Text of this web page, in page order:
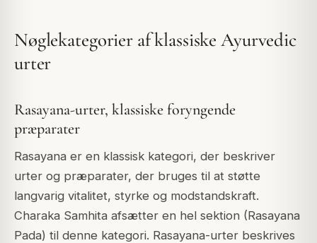
Nøglekategorier af klassiske Ayurvedic
urter
Rasayana-urter, klassiske foryngende
præparater
Rasayana er en klassisk kategori, der beskriver
urter og præparater, der bruges til at støtte
langvarig vitalitet, styrke og modstandskraft.
Charaka Samhita afsætter en hel sektion (Rasayana
Pada) til denne kategori. Rasayana-urter beskrives